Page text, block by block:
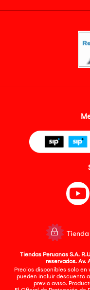
Tiendas Peruanas S.A.
reservados. Av.
Precios disponibles solo en
pueden incluir descuento
previo aviso.